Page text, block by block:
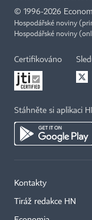
© 1996-2026
Hospodářské noviny
Hospodářské noviny
Certifikováno
Stáhněte si aplikaci
Kontakty
Tiráž redakce HN